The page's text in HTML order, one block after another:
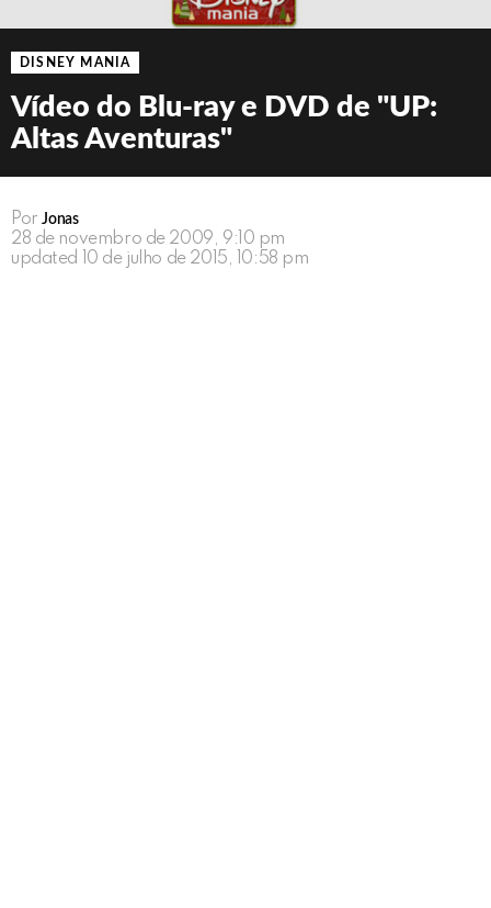
DISNEY MANIA
Vídeo do Blu-ray e DVD de "UP:
Altas Aventuras"
Por Jonas
28 de novembro de 2009, 9:10 pm
updated
10 de julho de 2015, 10:58 pm